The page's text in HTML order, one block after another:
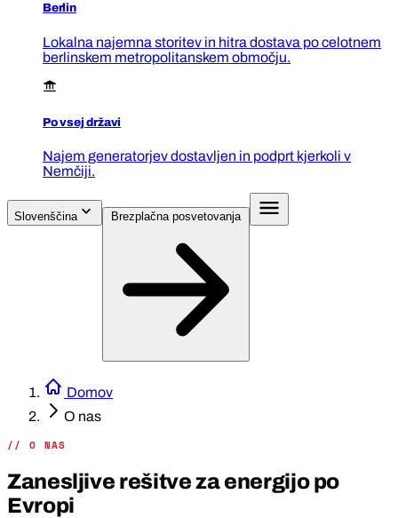
Berlin
Lokalna najemna storitev in hitra dostava po celotnem
berlinskem metropolitanskem območju.
Po vsej državi
Najem generatorjev dostavljen in podprt kjerkoli v
Nemčiji.
Slovenščina
Domov
O nas
// O NAS
Zanesljive rešitve za energijo po
Evropi